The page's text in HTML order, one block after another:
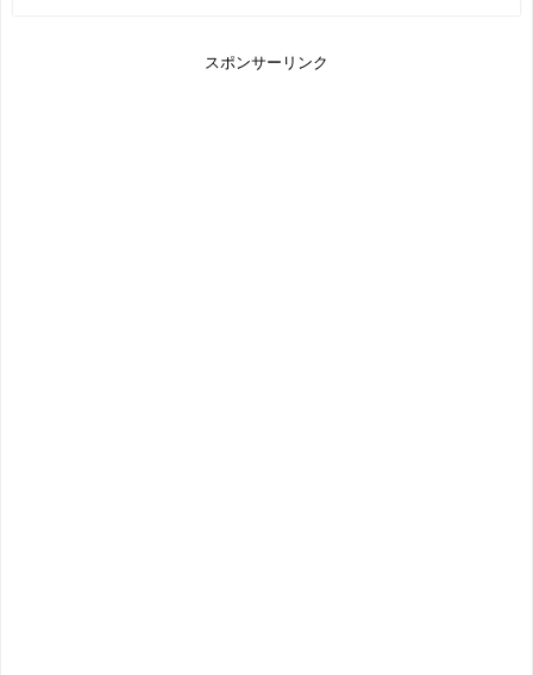
スポンサーリンク